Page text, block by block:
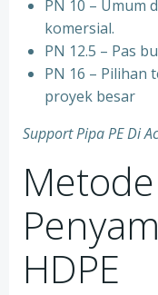
PN 10 – Umum
komersial.
PN 12.5 – Pas
PN 16 –
proyek besar
Support Pipa PE Di
Metode
HDPE